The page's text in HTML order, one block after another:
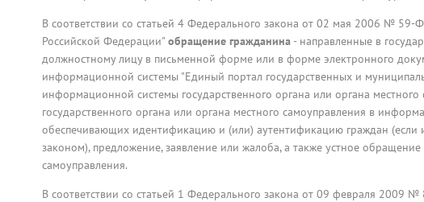
В соответствии со статьей 4 Федерального закона от 02 мая 2006 №
Российской Федерации" обращение гражданина - направленные в
должностному лицу в письменной форме или в форме электронного
информационной системы "Единый портал государственных и
информационной системы государственного органа или органа
государственного органа или органа местного самоуправления в
обеспечивающих идентификацию и (или) аутентификацию граждан
законом), предложение, заявление или жалоба, а также устное
самоуправления.
В соответствии со статьей 1 Федерального закона от 09 февраля 2009